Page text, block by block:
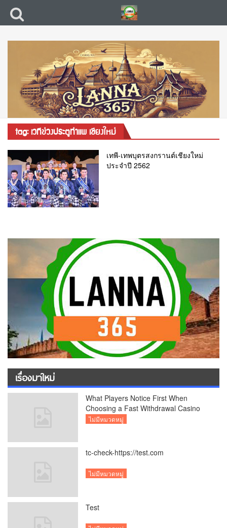
tag: เวทีข่วงประตูท่าแพ เชียงใหม่
เทพี-เทพบุตรสงกรานต์เชียงใหม่
ประจำปี 2562
เรื่องมาใหม่
What Players Notice First When
Choosing a Fast Withdrawal Casino
UK
ไม่มีหมวดหมู่
tc-check-https://test.com
ไม่มีหมวดหมู่
Test